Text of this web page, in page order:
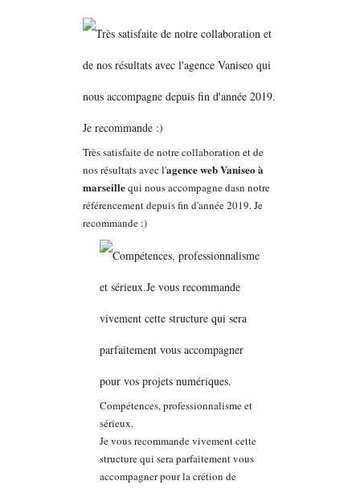
Très satisfaite de notre collaboration et de
nos résultats avec l'agence web Vaniseo à
marseillequi nous accompagne dasn notre
référencement depuis fin d'année 2019. Je
recommande :)
Compétences, professionnalisme et
sérieux.
Je vous recommande vivement cette
structure qui sera parfaitement vous
accompagner pour la crétion de